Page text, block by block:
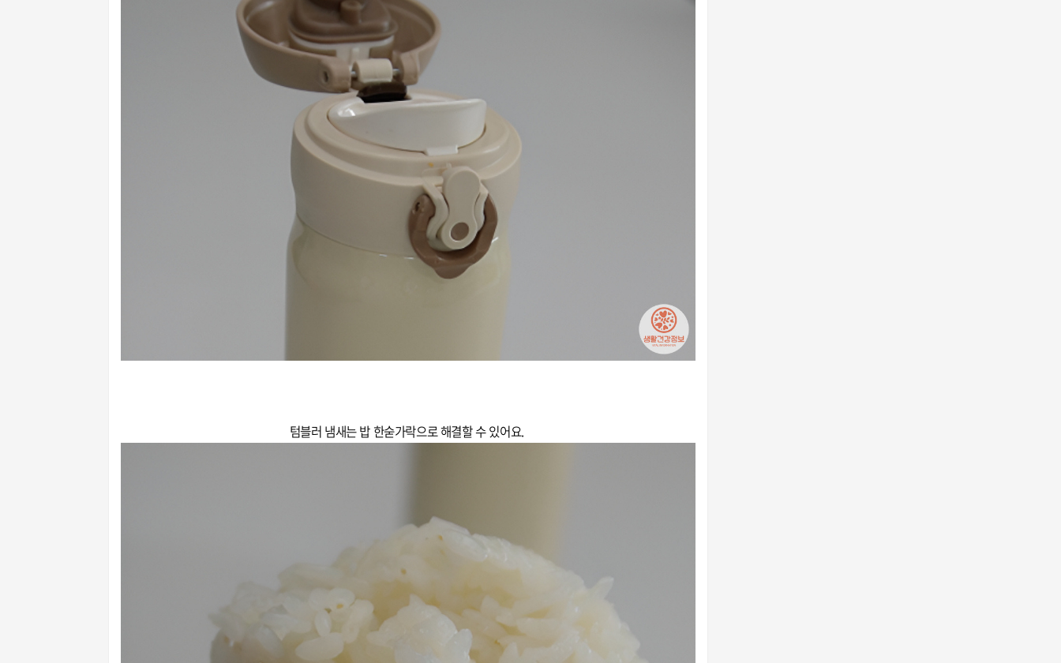
텀블러 냄새는 밥 한숟가락으로 해결할 수 있어요.